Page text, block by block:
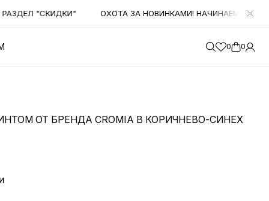
"СКИДКИ" ОХОТА ЗА НОВИНКАМИ! НАЧИНАЕМ
0 0
ОТ БРЕНДА CROMIA В КОРИЧНЕВО-СИНЕХ